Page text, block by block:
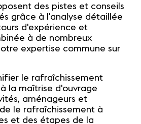
des pistes et conseils
grâce à l'analyse détaillée
d'expérience et
à de nombreux
expertise commune sur
le rafraîchissement
la maîtrise d'ouvrage
aménageurs et
le rafraîchissement à
et des étapes de la